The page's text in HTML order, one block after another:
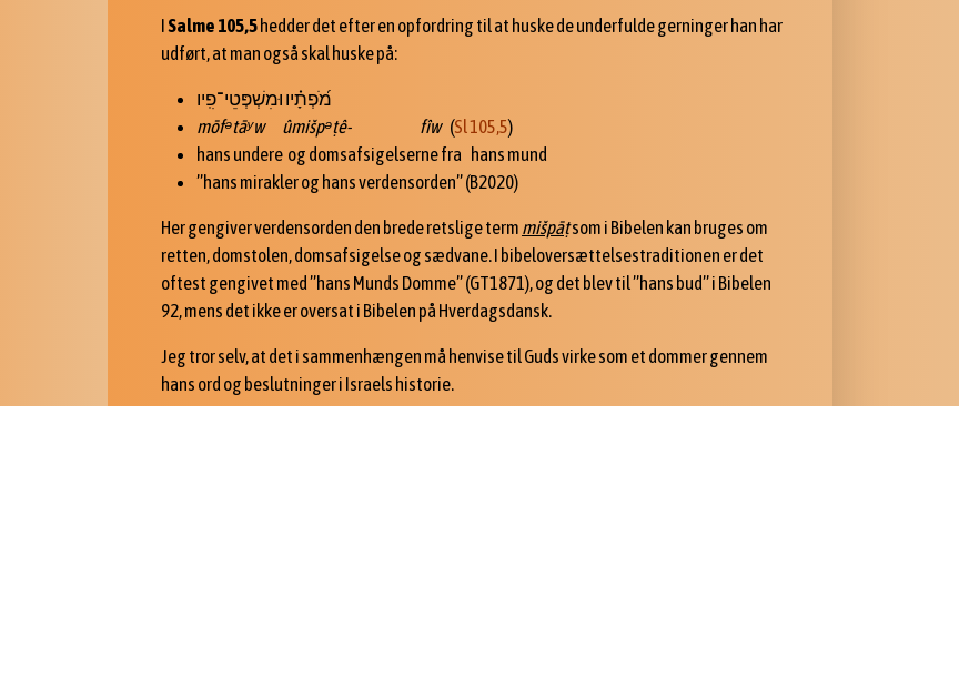
ISalme 105,5hedder det efter en opfordring til at huske de underfulde gerninger han har
udført, at man også skal huske på:
מֹ֝פְתָ֗יו וּמִשְׁפְּטֵי־פִֽיו
mōfᵊtāʸw ûmišpᵊṭê- fîw (Sl 105,5)
hans undere og domsafsigelserne fra hans mund
”hans mirakler og hans verdensorden” (B2020)
Her gengiver verdensorden den brede retslige term mišpāṭsom i Bibelen kan bruges om
retten, domstolen, domsafsigelse og sædvane. I bibeloversættelsestraditionen er det
oftest gengivet med ”hans Munds Domme” (GT1871), og det blev til ”hans bud” i Bibelen
92, mens det ikke er oversat i Bibelen på Hverdagsdansk.
Jeg tror selv, at det i sammenhængen må henvise til Guds virke som et dommer gennem
hans ord og beslutninger i Israels historie.